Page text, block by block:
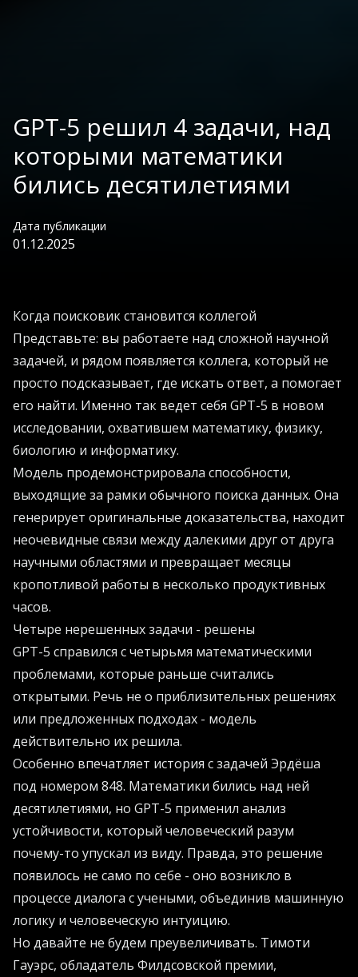
GPT-5 решил 4 задачи, над
которыми математики
бились десятилетиями
Дата публикации
01.12.2025
Когда поисковик становится коллегой
Представьте: вы работаете над сложной научной
задачей, и рядом появляется коллега, который не
просто подсказывает, где искать ответ, а помогает
его найти. Именно так ведет себя GPT-5 в новом
исследовании, охватившем математику, физику,
биологию и информатику.
Модель продемонстрировала способности,
выходящие за рамки обычного поиска данных. Она
генерирует оригинальные доказательства, находит
неочевидные связи между далекими друг от друга
научными областями и превращает месяцы
кропотливой работы в несколько продуктивных
часов.
Четыре нерешенных задачи - решены
GPT-5 справился с четырьмя математическими
проблемами, которые раньше считались
открытыми. Речь не о приблизительных решениях
или предложенных подходах - модель
действительно их решила.
Особенно впечатляет история с задачей Эрдёша
под номером 848. Математики бились над ней
десятилетиями, но GPT-5 применил анализ
устойчивости, который человеческий разум
почему-то упускал из виду. Правда, это решение
появилось не само по себе - оно возникло в
процессе диалога с учеными, объединив машинную
логику и человеческую интуицию.
Но давайте не будем преувеличивать. Тимоти
Гауэрс, обладатель Филдсовской премии,